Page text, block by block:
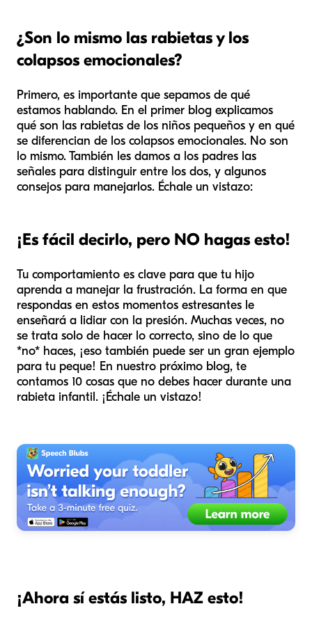
¿Son lo mismo las rabietas y los
colapsos emocionales?
Primero, es importante que sepamos de qué
estamos hablando. En el primer blog explicamos
qué son las rabietas de los niños pequeños y en qué
se diferencian de los colapsos emocionales. No son
lo mismo. También les damos a los padres las
señales para distinguir entre los dos, y algunos
consejos para manejarlos. Échale un vistazo:
¡Es fácil decirlo, pero NO hagas esto!
Tu comportamiento es clave para que tu hijo
aprenda a manejar la frustración. La forma en que
respondas en estos momentos estresantes le
enseñará a lidiar con la presión. Muchas veces, no
se trata solo de hacer lo correcto, sino de lo que
*no* haces, ¡eso también puede ser un gran ejemplo
para tu peque! En nuestro próximo blog, te
contamos 10 cosas que no debes hacer durante una
rabieta infantil. ¡Échale un vistazo!
¡Ahora sí estás listo, HAZ esto!